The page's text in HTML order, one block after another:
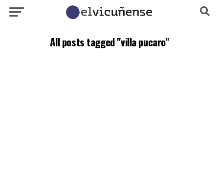
All posts tagged "villa pucaro"